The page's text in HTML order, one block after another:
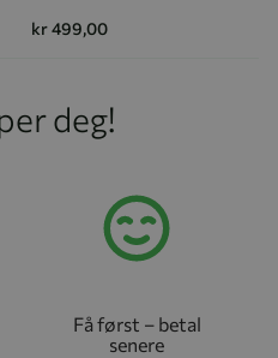
kr 499,00
deg!
Få først – betal
senere